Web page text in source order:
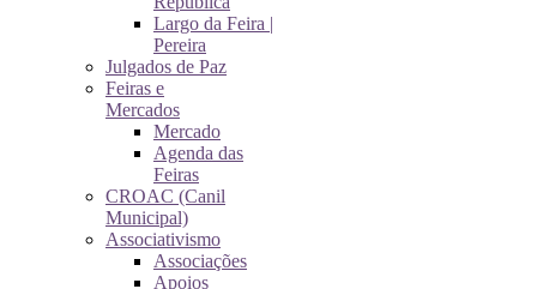
Largo da Feira |
Pereira
Julgados de Paz
Feiras e
Mercados
Mercado
Agenda das
Feiras
CROAC (Canil
Municipal)
Associativismo
Associações
Apoios